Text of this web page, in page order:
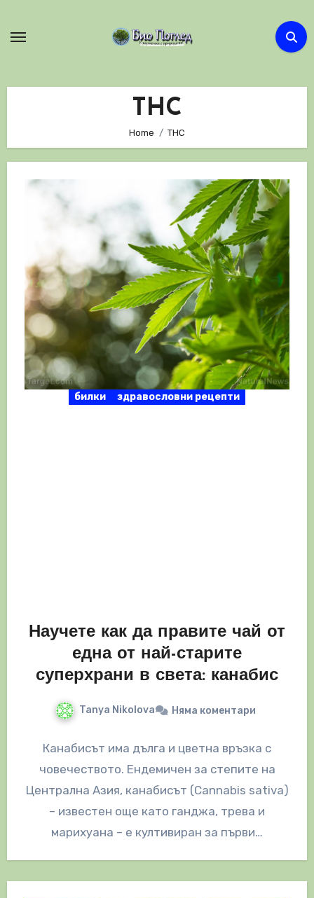
THC
Home THC
билки здравословни рецепти
Научете как да правите чай от
една от най-старите
суперхрани в света: канабис
Tanya Nikolova Няма коментари
Канабисът има дълга и цветна връзка с
човечеството. Ендемичен за степите на
Централна Азия, канабисът (Cannabis sativa)
– известен още като ганджа, трева и
марихуана – е култивиран за първи…